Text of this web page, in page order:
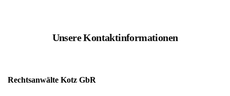
Unsere Kontaktinformationen
Rechtsanwälte Kotz GbR